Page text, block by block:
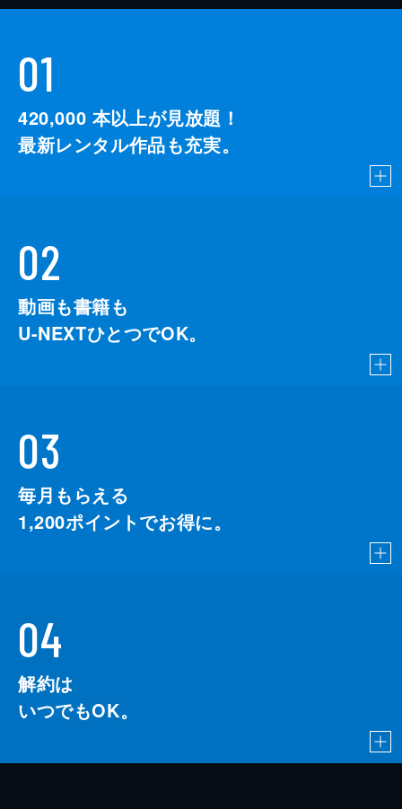
01
420,000 本以上が見放題！
最新レンタル作品も充実。
02
動画も書籍も
U-NEXTひとつでOK。
03
毎月もらえる
1,200ポイントでお得に。
04
解約は
いつでもOK。